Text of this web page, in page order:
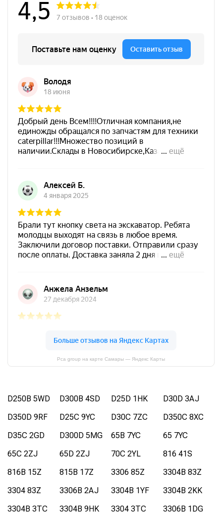
Pca group на карте Самары — Яндекс Карты
D250B 5WD D300B 4SD D25D 1HK
D30D 3AJ
D350D 9RF
D25C 9YC D30C 7ZC
D350C 8XC
D35C 2GD
D300D 5MG 65B 7YC
65 7YC
65C 2ZJ
65D 2ZJ 70C 2YL
816 41S
816B 15Z
815B 17Z 3306 85Z
3304B 83Z
3304 83Z
3306B 2AJ 3304B 1YF
3304B 2KK
3304B 3TC
3304B 9HK 3304 3TC 3306B 1DG